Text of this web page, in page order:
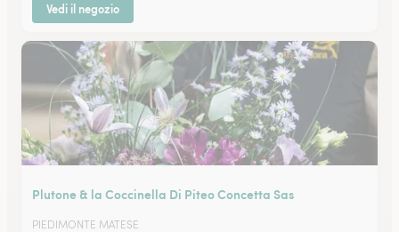
Vedi il negozio
Plutone & la Coccinella Di Piteo Concetta Sas
PIEDIMONTE MATESE